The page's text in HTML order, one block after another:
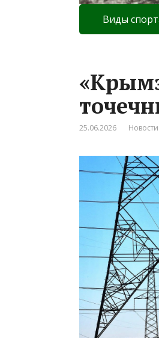
Виды
25.06.2026 Новости